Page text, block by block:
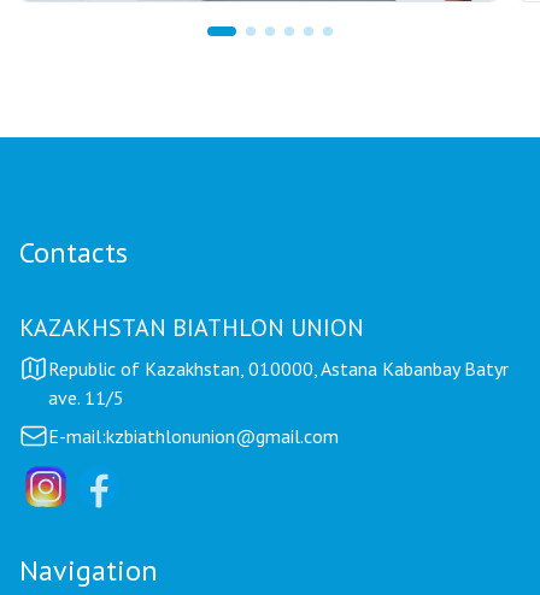
Contacts
KAZAKHSTAN BIATHLON UNION
Republic of Kazakhstan, 010000, Astana Kabanbay Batyr
ave. 11/5
E-mail:kzbiathlonunion@gmail.com
Navigation